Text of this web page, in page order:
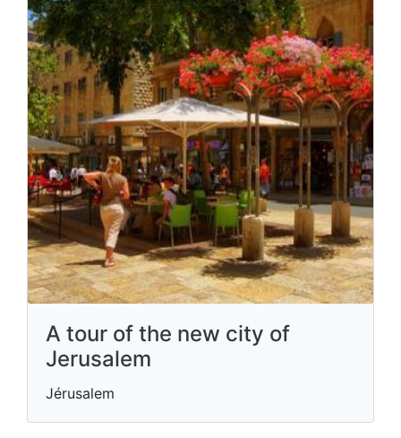
A tour of the new city of
Jerusalem
Jérusalem